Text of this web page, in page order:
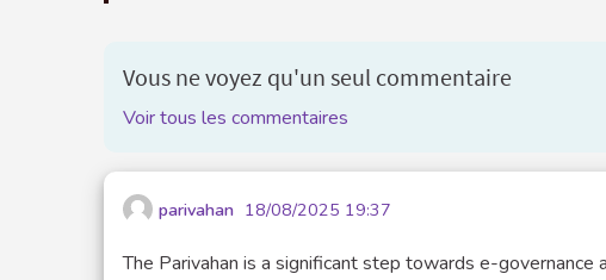
Vous ne voyez qu'un seul commentaire
Voir tous les commentaires
parivahan 18/08/2025 19:37
The Parivahan is a significant step towards e-governance